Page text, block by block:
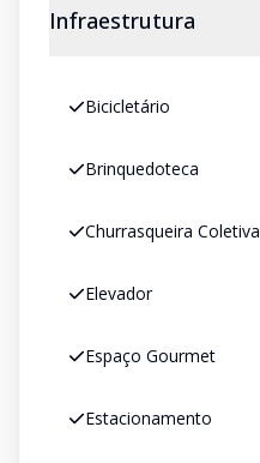
Infraestrutura
Bicicletário
Brinquedoteca
Churrasqueira Coletiva
Elevador
Espaço Gourmet
Estacionamento